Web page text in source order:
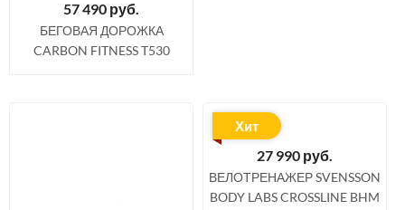
57 490 руб.
БЕГОВАЯ ДОРОЖКА
CARBON FITNESS T530
Хит
27 990 руб.
ВЕЛОТРЕНАЖЕР SVENSSON
BODY LABS CROSSLINE BHM